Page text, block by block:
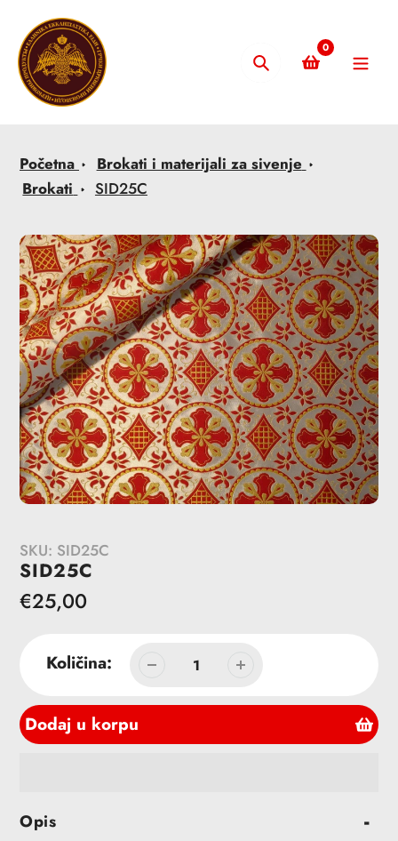
content
Pretraži
0
Početna
Brokati i materijali za sivenje
Brokati
SID25C
SKU: SID25C
SID25C
Redovna
€25,00
Količina:
Dodaj u korpu
proizvoda
Opis